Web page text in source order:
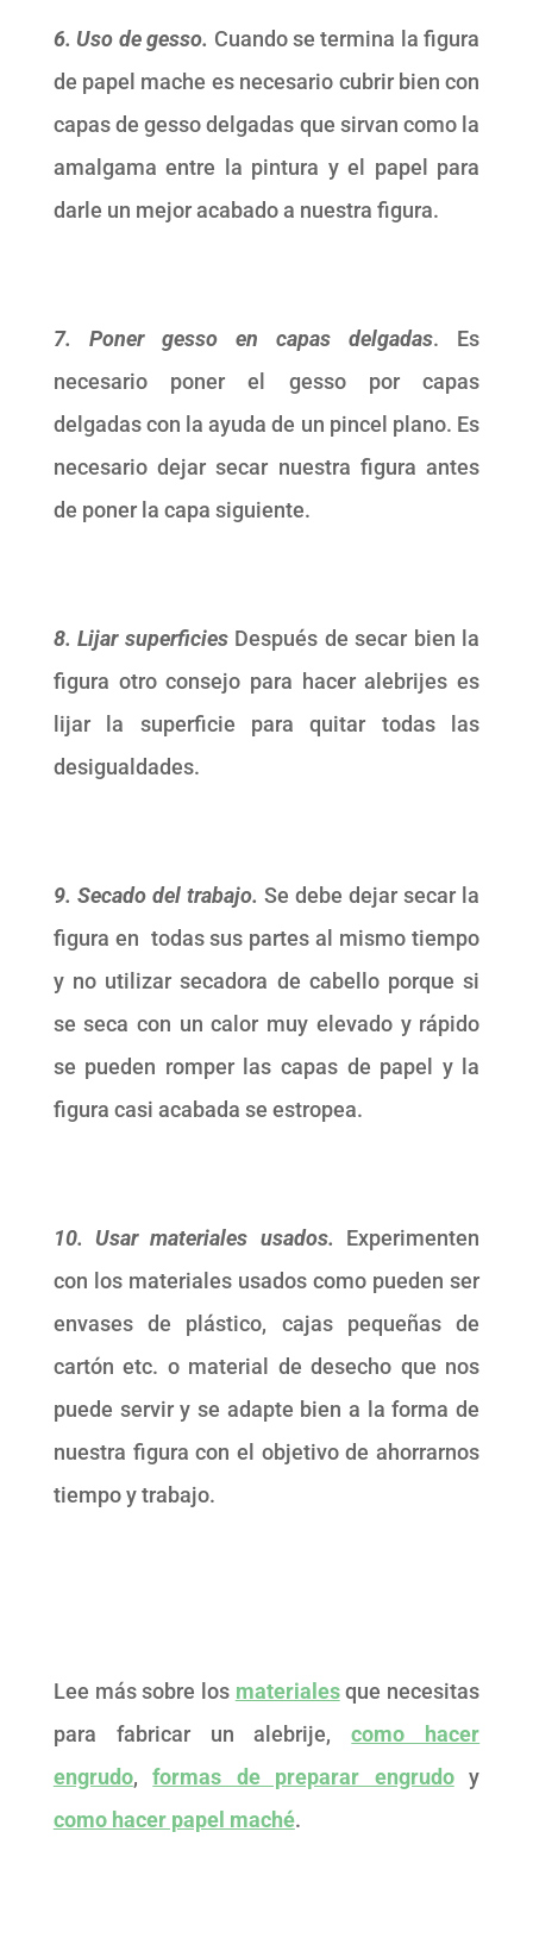
6. Uso de gesso. Cuando se termina la figura
de papel mache es necesario cubrir bien con
capas de gesso delgadas que sirvan como la
amalgama entre la pintura y el papel para
darle un mejor acabado a nuestra figura.
7. Poner gesso en capas delgadas. Es
necesario poner el gesso por capas
delgadas con la ayuda de un pincel plano. Es
necesario dejar secar nuestra figura antes
de poner la capa siguiente.
8. Lijar superficiesDespués de secar bien la
figura otro consejo para hacer alebrijes es
lijar la superficie para quitar todas las
desigualdades.
9. Secado del trabajo. Se debe dejar secar la
figura en todas sus partes al mismo tiempo
y no utilizar secadora de cabello porque si
se seca con un calor muy elevado y rápido
se pueden romper las capas de papel y la
figura casi acabada se estropea.
10. Usar materiales usados. Experimenten
con los materiales usados como pueden ser
envases de plástico, cajas pequeñas de
cartón etc. o material de desecho que nos
puede servir y se adapte bien a la forma de
nuestra figura con el objetivo de ahorrarnos
tiempo y trabajo.
Lee más sobre los materialesque necesitas
para fabricar un alebrije,como hacer
engrudo,formas de preparar engrudoy
como hacer papel maché.